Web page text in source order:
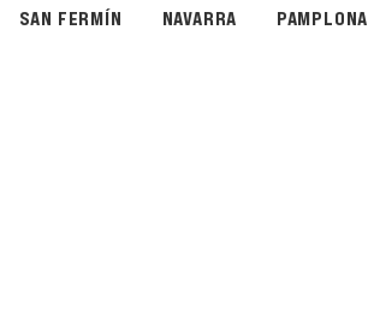
SAN FERMÍN NAVARRA PAMPLONA